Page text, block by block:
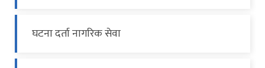
घटना दर्ता नागरिक सेवा